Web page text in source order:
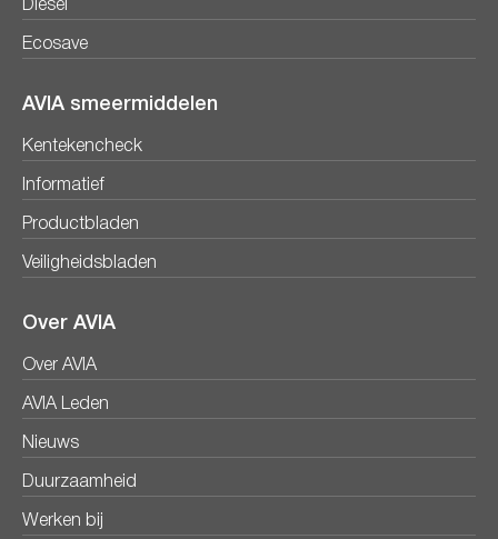
Diesel
Ecosave
AVIA smeermiddelen
Kentekencheck
Informatief
Productbladen
Veiligheidsbladen
Over AVIA
Over AVIA
AVIA Leden
Nieuws
Duurzaamheid
Werken bij